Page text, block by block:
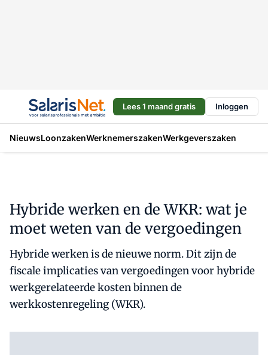
Lees 1 maand gratis Inloggen
NieuwsLoonzakenWerknemerszakenWerkgeverszaken
Hybride werken en de WKR: wat je
moet weten van de vergoedingen
Hybride werken is de nieuwe norm. Dit zijn de
fiscale implicaties van vergoedingen voor hybride
werkgerelateerde kosten binnen de
werkkostenregeling (WKR).